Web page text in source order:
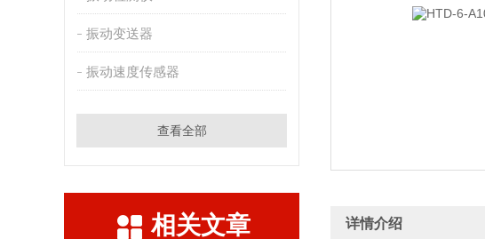
振动变送器
振动速度传感器
查看全部
相关文章 详情介绍